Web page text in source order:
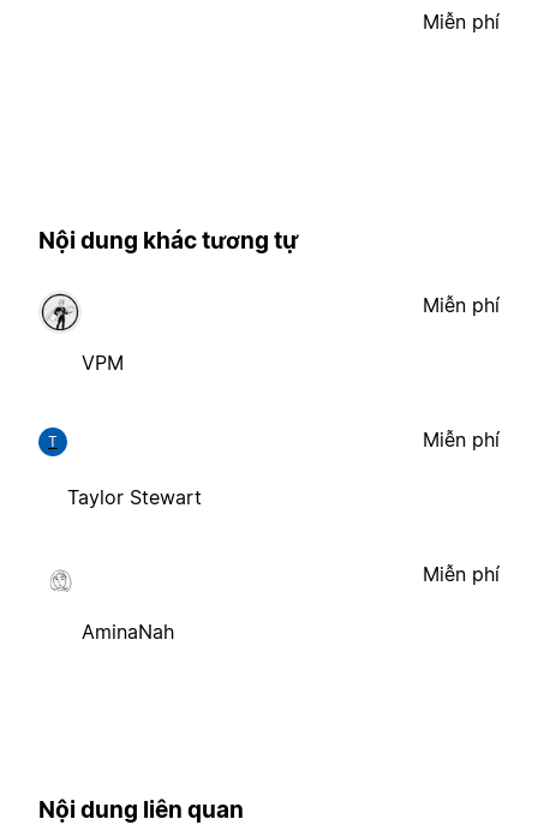
Miễn phí
Nội dung khác tương tự
VPM
Miễn phí
T
Taylor Stewart
Miễn phí
AminaNah
Miễn phí
Nội dung liên quan